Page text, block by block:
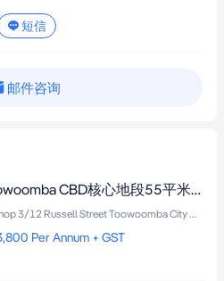
短信
邮件咨询
Toowoomba CBD核心地段55平米办公空间，大面积玻璃门面，含小厨房与午餐室，可灵活扩展，停车便捷。
Shop 3/12 Russell Street Toowoomba City QLD 4350
Per Annum + GST